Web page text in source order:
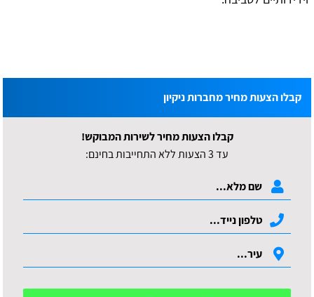
קבלו הצעות מחיר מחברות ניקיון
קבלו הצעות מחיר לשירות המבוקש!
עד 3 הצעות ללא התחייבות בחינם: